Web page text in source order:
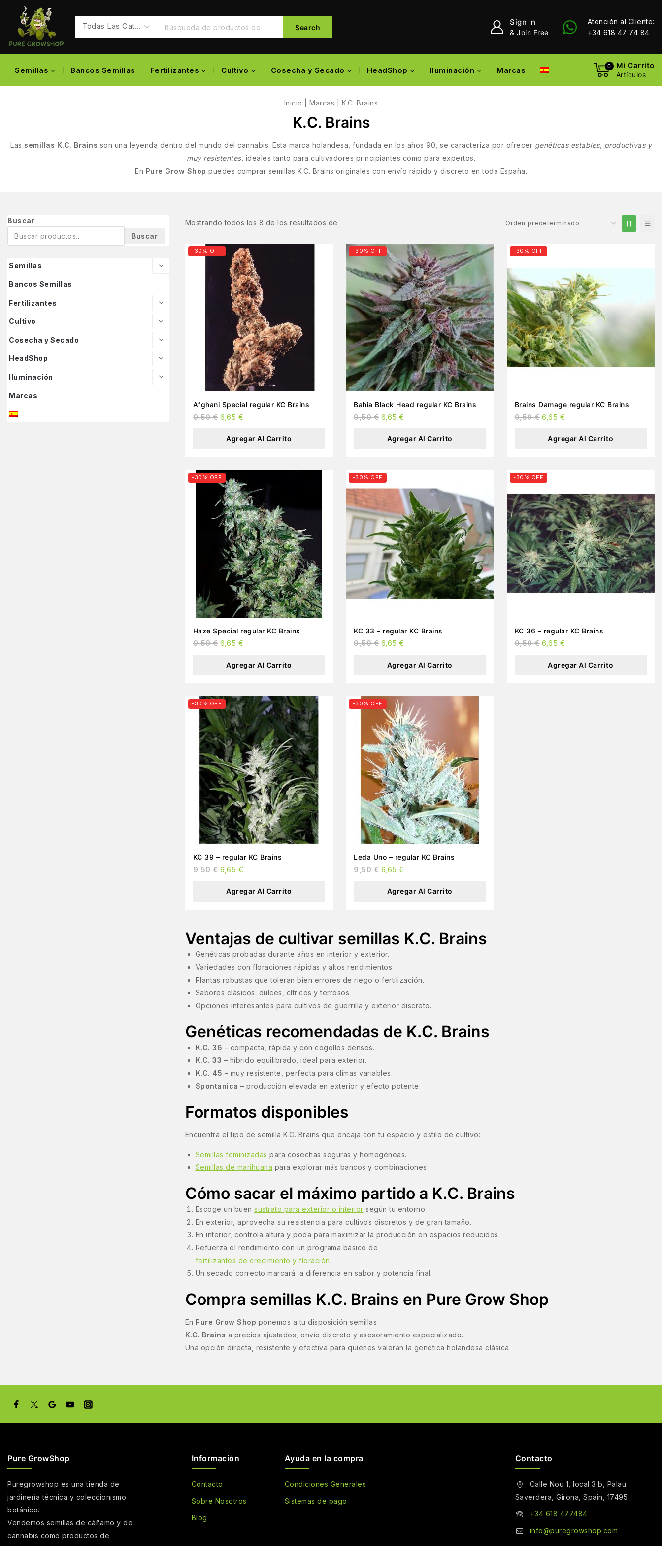
Search
Sign In
& Join Free
Atención al Cliente:
+34 618 47 74 84
Semillas Bancos Semillas Fertilizantes Cultivo Cosecha y Secado HeadShop Iluminación Marcas 0 Mi Carrito
Artículos
Inicio |Marcas K.C. Brains
K.C. Brains
Las semillas K.C. Brains son una leyenda dentro del mundo del cannabis. Esta marca holandesa, fundada en los años 90, se caracteriza por ofrecer genéticas estables, productivas y
muy resistentes, ideales tanto para cultivadores principiantes como para expertos.
En Pure Grow Shop puedes comprar semillas K.C. Brains originales con envío rápido y discreto en toda España.
Mostrando todos los 8 de los resultados de
-30% OFF
Afghani Special regular KC Brains
9,50€ 6,65 €
Agregar Al Carrito
-30% OFF
Bahia Black Head regular KC Brains
9,50€ 6,65€
Agregar Al Carrito
-30% OFF
Brains Damage regular KC Brains
9,50€ 6,65 €
Agregar Al Carrito
-30% OFF
Haze Special regular KC Brains
9,50€ 6,65 €
Agregar Al Carrito
-30% OFF
KC 33 – regular KC Brains
9,50€ 6,65€
Agregar Al Carrito
-30% OFF
KC 36 – regular KC Brains
9,50€ 6,65 €
Agregar Al Carrito
-30% OFF
KC 39 – regular KC Brains
9,50€ 6,65 €
Agregar Al Carrito
-30% OFF
Leda Uno – regular KC Brains
9,50€ 6,65€
Agregar Al Carrito
Ventajas de cultivar semillas K.C. Brains
Genéticas probadas durante años en interior y exterior.
Variedades con floraciones rápidas y altos rendimientos.
Plantas robustas que toleran bien errores de riego o fertilización.
Sabores clásicos: dulces, cítricos y terrosos.
Opciones interesantes para cultivos de guerrilla y exterior discreto.
Genéticas recomendadas de K.C. Brains
K.C. 36 – compacta, rápida y con cogollos densos.
K.C. 33 – híbrido equilibrado, ideal para exterior.
K.C. 45 – muy resistente, perfecta para climas variables.
Spontanica – producción elevada en exterior y efecto potente.
Formatos disponibles
Encuentra el tipo de semilla K.C. Brains que encaja con tu espacio y estilo de cultivo:
Semillas feminizadas para cosechas seguras y homogéneas.
Semillas de marihuana para explorar más bancos y combinaciones.
Cómo sacar el máximo partido a K.C. Brains
Escoge un buen sustrato para exterior o interior según tu entorno.
En exterior, aprovecha su resistencia para cultivos discretos y de gran tamaño.
En interior, controla altura y poda para maximizar la producción en espacios reducidos.
Refuerza el rendimiento con un programa básico de
fertilizantes de crecimiento y floración.
Un secado correcto marcará la diferencia en sabor y potencia final.
Compra semillas K.C. Brains en Pure Grow Shop
En Pure Grow Shop ponemos a tu disposición semillas
K.C. Brains a precios ajustados, envío discreto y asesoramiento especializado.
Una opción directa, resistente y efectiva para quienes valoran la genética holandesa clásica.
Buscar
Buscar
Semillas
Bancos Semillas
Fertilizantes
Cultivo
Cosecha y Secado
HeadShop
Iluminación
Marcas
Pure GrowShop
Puregrowshop es una tienda de
jardinería técnica y coleccionismo
botánico.
Vendemos semillas de cáñamo y de
cannabis como productos de
Información
Contacto
Sobre Nosotros
Blog
Ayuda en la compra
Condiciones Generales
Sistemas de pago
Contacto
Calle Nou 1, local 3 b, Palau
Saverdera, Girona, Spain, 17495
+34 618 477484
info@puregrowshop.com